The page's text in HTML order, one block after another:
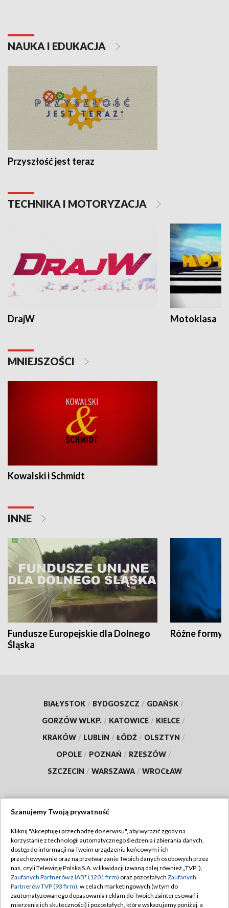
NAUKA I EDUKACJA
Przyszłość jest teraz
TECHNIKA I MOTORYZACJA
DrajW Motoklasa
MNIEJSZOŚCI
Kowalski i Schmidt
INNE
Fundusze Europejskie dla Dolnego
Śląska
Różne formy
BIAŁYSTOK / BYDGOSZCZ / GDAŃSK /
GORZÓW WLKP. / KATOWICE / KIELCE /
KRAKÓW / LUBLIN / ŁÓDŹ / OLSZTYN /
OPOLE / POZNAŃ / RZESZÓW /
SZCZECIN / WARSZAWA / WROCŁAW
TVP
Abonament TVP
Emisja w TVP
Centrum informacji TVP
Regulamin TVP
Polityka prywatności
Moje zgody
Szanujemy Twoją prywatność
Kliknij "Akceptuję i przechodzę do serwisu", aby wyrazić zgody na
korzystanie z technologii automatycznego śledzenia i zbierania danych,
dostęp do informacji na Twoim urządzeniu końcowym i ich
przechowywanie oraz na przetwarzanie Twoich danych osobowych przez
nas, czyli Telewizję Polską S.A. w likwidacji (zwaną dalej również „TVP”),
Zaufanych Partnerów z IAB* (1201 firm) oraz pozostałych Zaufanych
Partnerów TVP (93 firm), w celach marketingowych (w tym do
zautomatyzowanego dopasowania reklam do Twoich zainteresowań i
mierzenia ich skuteczności) i pozostałych, które wskazujemy poniżej, a